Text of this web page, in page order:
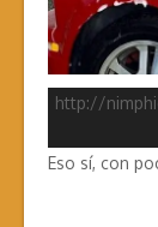
http://
Eso sí, con